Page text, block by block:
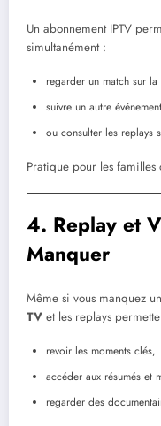
Un abonnement IPTV
simultanément :
regarder un match sur
suivre un autre
ou consulter les replays
Pratique pour les familles
4. Replay et
Manquer
Même si vous manquez
TV et les replays
revoir les moments clés,
accéder aux résumés et
regarder des